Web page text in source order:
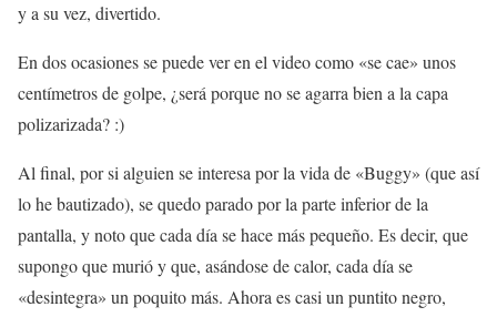
y a su vez, divertido.
En dos ocasiones se puede ver en el video como «se cae» unos
centímetros de golpe, ¿será porque no se agarra bien a la capa
polizarizada? :)
Al final, por si alguien se interesa por la vida de «Buggy» (que así
lo he bautizado), se quedo parado por la parte inferior de la
pantalla, y noto que cada día se hace más pequeño. Es decir, que
supongo que murió y que, asándose de calor, cada día se
«desintegra» un poquito más. Ahora es casi un puntito negro,